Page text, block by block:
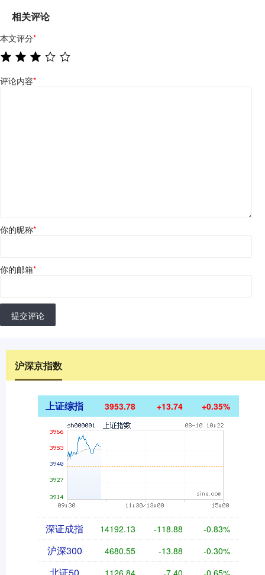
相关评论
本文评分*
评论内容*
你的昵称*
你的邮箱*
提交评论
沪深京指数
上证综指 3953.78 +13.74 +0.35%
深证成指 14192.13 -118.88 -0.83%
沪深300 4680.55 -13.88 -0.30%